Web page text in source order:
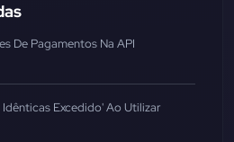
De Pagamentos Na API
Excedido' Ao Utilizar